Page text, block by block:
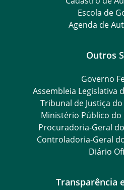
Escola de
Agenda de
Outros
Governo
Assembleia Legislativa
Tribunal de Justiça
Ministério Público do
Procuradoria-Geral
Controladoria-Geral
Diário
Transparência